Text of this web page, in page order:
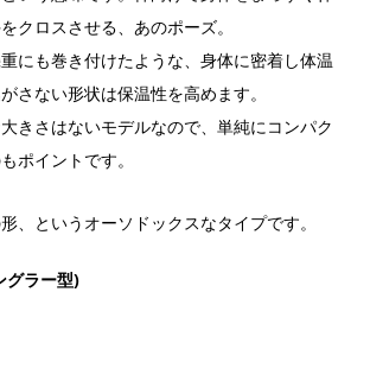
クロスさせる、あのポーズ。
にも巻き付けたような、身体に密着し体温
さない形状は保温性を高めます。
きさはないモデルなので、単純にコンパク
ポイントです。
、というオーソドックスなタイプです。
ラー型)